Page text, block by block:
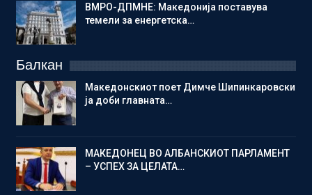
ВМРО-ДПМНЕ: Македонија поставува
темели за енергетска…
Балкан
Македонскиот поет Димче Шипинкаровски
ја доби главната…
МАКЕДОНЕЦ ВО АЛБАНСКИОТ ПАРЛАМЕНТ
– УСПЕХ ЗА ЦЕЛАТА…